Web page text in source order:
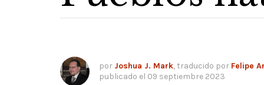
por Joshua J. Mark, traducido por Felipe
publicado el 09 septiembre 2023